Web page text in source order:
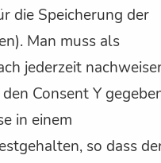
die Speicherung der
Man muss als
jederzeit
Consent Y
in einem
so dass